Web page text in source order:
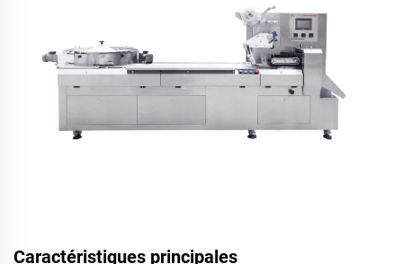
Caractéristiques principales